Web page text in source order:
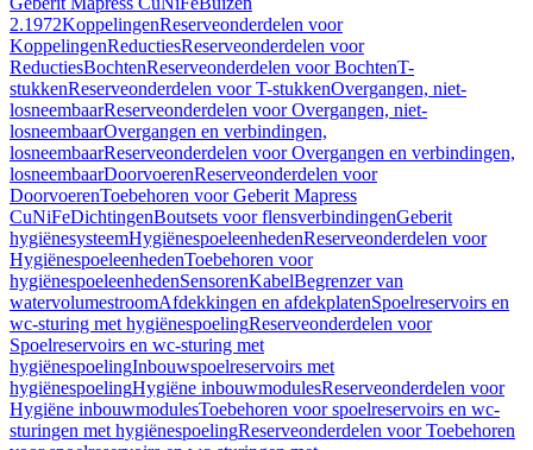
2.1972KoppelingenReserveonderdelen voor
KoppelingenReductiesReserveonderdelen voor
ReductiesBochtenReserveonderdelen voor BochtenT-
stukkenReserveonderdelen voor T-stukkenOvergangen, niet-
losneembaarReserveonderdelen voor Overgangen, niet-
losneembaarOvergangen en verbindingen,
losneembaarReserveonderdelen voor Overgangen en verbindingen,
losneembaarDoorvoerenReserveonderdelen voor
DoorvoerenToebehoren voor Geberit Mapress
CuNiFeDichtingenBoutsets voor flensverbindingenGeberit
hygiënesysteemHygiënespoeleenhedenReserveonderdelen voor
HygiënespoeleenhedenToebehoren voor
hygiënespoeleenhedenSensorenKabelBegrenzer van
watervolumestroomAfdekkingen en afdekplatenSpoelreservoirs en
wc-sturing met hygiënespoelingReserveonderdelen voor
Spoelreservoirs en wc-sturing met
hygiënespoelingInbouwspoelreservoirs met
hygiënespoelingHygiëne inbouwmodulesReserveonderdelen voor
Hygiëne inbouwmodulesToebehoren voor spoelreservoirs en wc-
sturingen met hygiënespoelingReserveonderdelen voor Toebehoren